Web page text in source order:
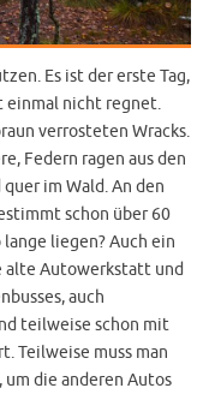
Es ist der erste Tag,
einmal nicht regnet.
verrosteten Wracks.
Federn ragen aus den
im Wald. An den
schon über 60
liegen? Auch ein
alte Autowerkstatt und
auch
teilweise schon mit
Teilweise muss man
um die anderen Autos